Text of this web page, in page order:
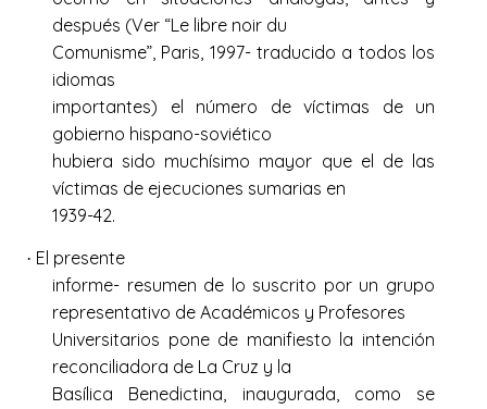
después (Ver “Le libre noir du
Comunisme”, Paris, 1997- traducido a todos los
idiomas
importantes) el número de víctimas de un
gobierno hispano-soviético
hubiera sido muchísimo mayor que el de las
víctimas de ejecuciones sumarias en
1939-42.
· El presente
informe- resumen de lo suscrito por un grupo
representativo de Académicos y Profesores
Universitarios pone de manifiesto la intención
reconciliadora de La Cruz y la
Basílica Benedictina, inaugurada, como se